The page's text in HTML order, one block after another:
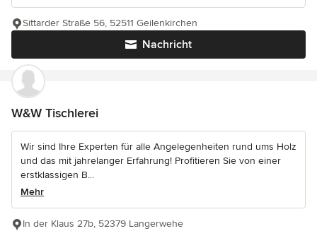
Nachricht
Sittarder Straße 56, 52511 Geilenkirchen
W&W Tischlerei
Wir sind Ihre Experten für alle Angelegenheiten rund ums Holz
und das mit jahrelanger Erfahrung! Profitieren Sie von einer
erstklassigen B...
Mehr
In der Klaus 27b, 52379 Langerwehe